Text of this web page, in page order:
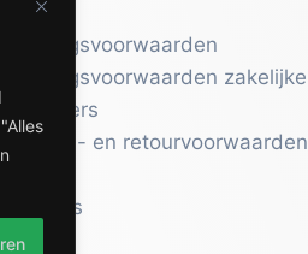
Contact
Leveringsvoorwaarden
Leveringsvoorwaarden zakelijke
Verzend- en retourvoorwaarden
Over ons